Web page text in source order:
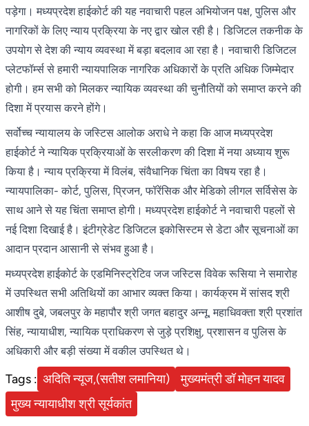
पड़ेगा। मध्यप्रदेश हाईकोर्ट की यह नवाचारी पहल अभियोजन पक्ष, पुलिस और
नागरिकों के लिए न्याय प्रक्रिया के नए द्वार खोल रही है। डिजिटल तकनीक के
उपयोग से देश की न्याय व्यवस्था में बड़ा बदलाव आ रहा है। नवाचारी डिजिटल
प्लेटफॉर्म्स से हमारी न्यायपालिक नागरिक अधिकारों के प्रति अधिक जिम्मेदार
होगी। हम सभी को मिलकर न्यायिक व्यवस्था की चुनौतियों को समाप्त करने की
दिशा में प्रयास करने होंगे।
सर्वोच्च न्यायालय के जस्टिस आलोक अराधे ने कहा कि आज मध्यप्रदेश
हाईकोर्ट ने न्यायिक प्रक्रियाओं के सरलीकरण की दिशा में नया अध्याय शुरू
किया है। न्याय प्रक्रिया में विलंब, संवैधानिक चिंता का विषय रहा है।
न्यायपालिका- कोर्ट, पुलिस, प्रिजन, फॉरेंसिक और मेडिको लीगल सर्विसेस के
साथ आने से यह चिंता समाप्त होगी। मध्यप्रदेश हाईकोर्ट ने नवाचारी पहलों से
नई दिशा दिखाई है। इंटीग्रेडेट डिजिटल इकोसिस्टम से डेटा और सूचनाओं का
आदान प्रदान आसानी से संभव हुआ है।
मध्यप्रदेश हाईकोर्ट के एडमिनिस्ट्रेटिव जज जस्टिस विवेक रूसिया ने समारोह
में उपस्थित सभी अतिथियों का आभार व्यक्त किया। कार्यक्रम में सांसद श्री
आशीष दुबे, जबलपुर के महापौर श्री जगत बहादुर अन्नू, महाधिवक्ता श्री प्रशांत
सिंह, न्यायाधीश, न्यायिक प्राधिकरण से जुड़े प्रशिक्षु, प्रशासन व पुलिस के
अधिकारी और बड़ी संख्या में वकील उपस्थित थे।
Tags : अदिति न्यूज,(सतीश लमानिया)
मुख्यमंत्री डॉ मोहन यादव
मुख्य न्यायाधीश श्री सूर्यकांत